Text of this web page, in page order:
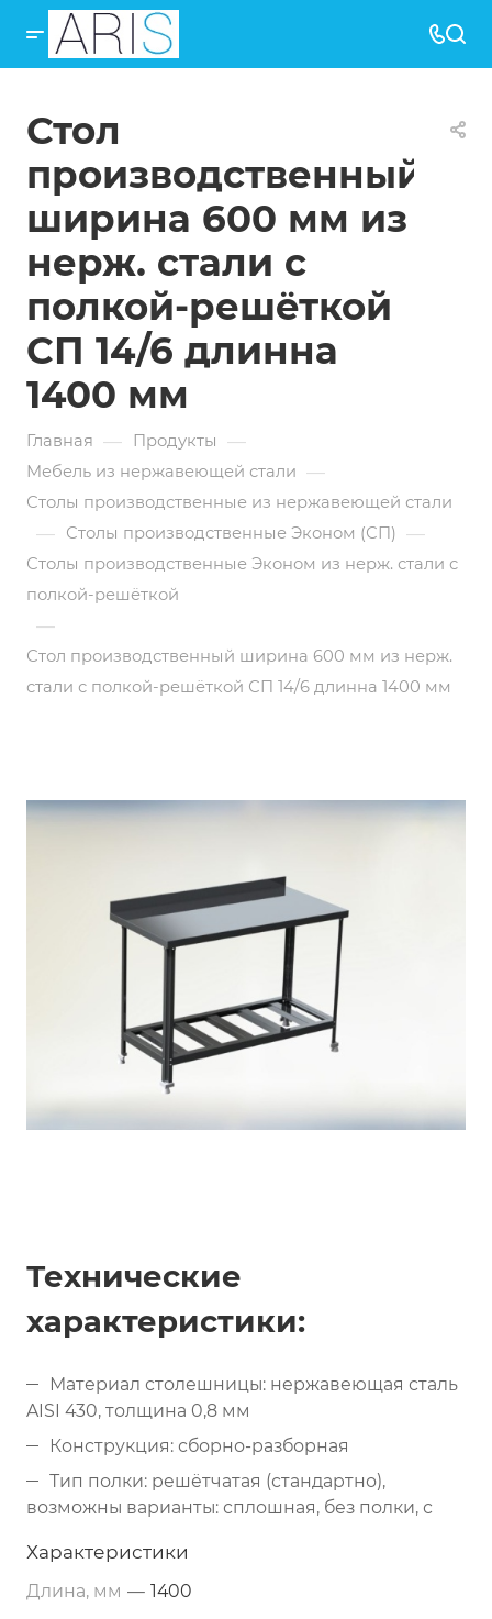
Стол
производственный
ширина 600 мм из
нерж. стали с
полкой-решёткой
СП 14/6 длинна
1400 мм
Главная — Продукты —
Мебель из нержавеющей стали —
Столы производственные из нержавеющей стали
— Столы производственные Эконом (СП) —
Столы производственные Эконом из нерж. стали с
полкой-решёткой
—
Стол производственный ширина 600 мм из нерж.
стали с полкой-решёткой СП 14/6 длинна 1400 мм
Технические
характеристики:
Материал столешницы: нержавеющая сталь
AISI 430, толщина 0,8 мм
Конструкция: сборно-разборная
Тип полки: решётчатая (стандартно),
возможны варианты: сплошная, без полки, с
Каркас: сложный профиль 40х40 мм
(нержавеющая сталь)
Характеристики
Длина, мм — 1400